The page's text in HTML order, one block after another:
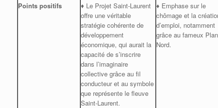
Points positifs
♦ Le Projet Saint-Laurent
offre une véritable
stratégie cohérente de
développement
économique, qui aurait la
capacité de s’inscrire
dans l’imaginaire
collective grâce au fil
conducteur et au symbole
que représente le fleuve
Saint-Laurent.
♦ Emphase sur le
chômage et la
d’emploi, notamment
grâce au fameux Plan
Nord.